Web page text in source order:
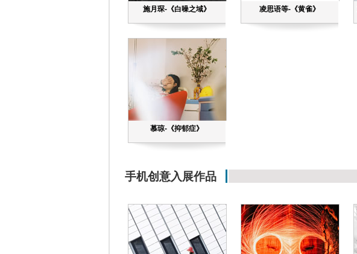
施月琛-《白噪之域》 凌思语等-《黄雀》
慕琼-《抑郁症》
手机创意入展作品